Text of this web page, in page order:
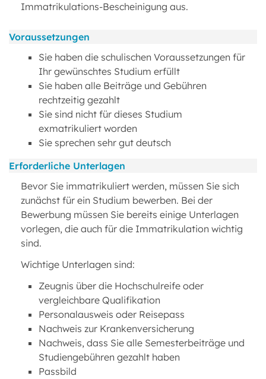
Immatrikulations-Bescheinigung aus.
Voraussetzungen
Sie haben die schulischen Voraussetzungen für
Ihr gewünschtes Studium erfüllt
Sie haben alle Beiträge und Gebühren
rechtzeitig gezahlt
Sie sind nicht für dieses Studium
exmatrikuliert worden
Sie sprechen sehr gut deutsch
Erforderliche Unterlagen
Bevor Sie immatrikuliert werden, müssen Sie sich
zunächst für ein Studium bewerben. Bei der
Bewerbung müssen Sie bereits einige Unterlagen
vorlegen, die auch für die Immatrikulation wichtig
sind.
Wichtige Unterlagen sind:
Zeugnis über die Hochschulreife oder
vergleichbare Qualifikation
Personalausweis oder Reisepass
Nachweis zur Krankenversicherung
Nachweis, dass Sie alle Semesterbeiträge und
Studiengebühren gezahlt haben
Passbild